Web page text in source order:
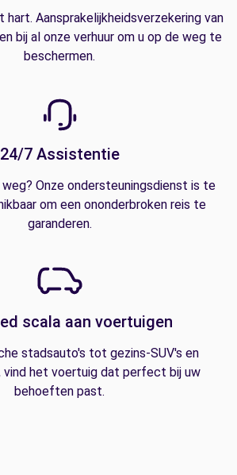
hart. Aansprakelijkheidsverzekering van
bij al onze verhuur om u op de weg te
beschermen.
24/7 Assistentie
Onze ondersteuningsdienst is te
om een ononderbroken reis te
garanderen.
scala aan voertuigen
stadsauto's tot gezins-SUV's en
vind het voertuig dat perfect bij uw
behoeften past.